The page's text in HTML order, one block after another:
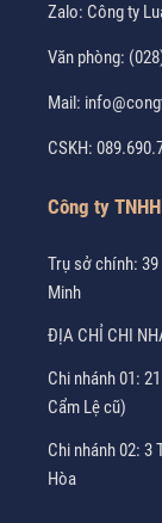
Zalo: Công ty
Văn phòng:
Mail:
CSKH:
Công ty
Trụ sở chính: 39
Minh
ĐỊA CHỈ CHI
Chi nhánh 01:
Cẩm Lệ cũ)
Chi nhánh 02: 3
Hòa